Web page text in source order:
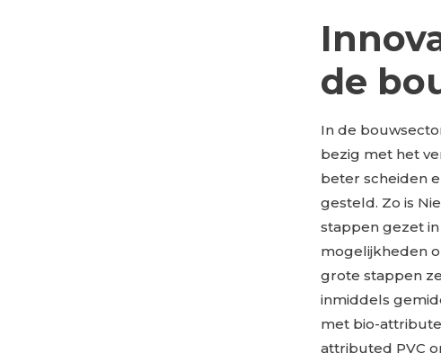
de
In de
bezig met het
beter scheiden
gesteld. Zo is
stappen gezet
mogelijkheden
grote stappen
inmiddels
met bio-
attributed PVC